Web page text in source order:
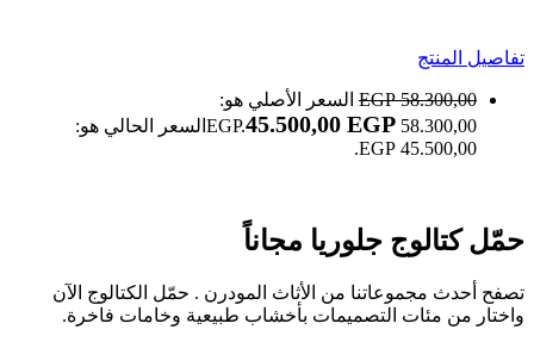
تفاصيل المنتج
58.300,00
EGP السعر الأصلي هو:
58.300,00 EGP.
45.500,00 EGP
السعر الحالي هو:
45.500,00 EGP.
حمّل كتالوج جلوريا مجاناً
تصفح أحدث مجموعاتنا من الأثاث المودرن . حمّل الكتالوج الآن
واختار من مئات التصميمات بأخشاب طبيعية وخامات فاخرة.